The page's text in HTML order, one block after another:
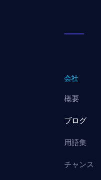
会社
概要
ブログ
用語集
チャンス